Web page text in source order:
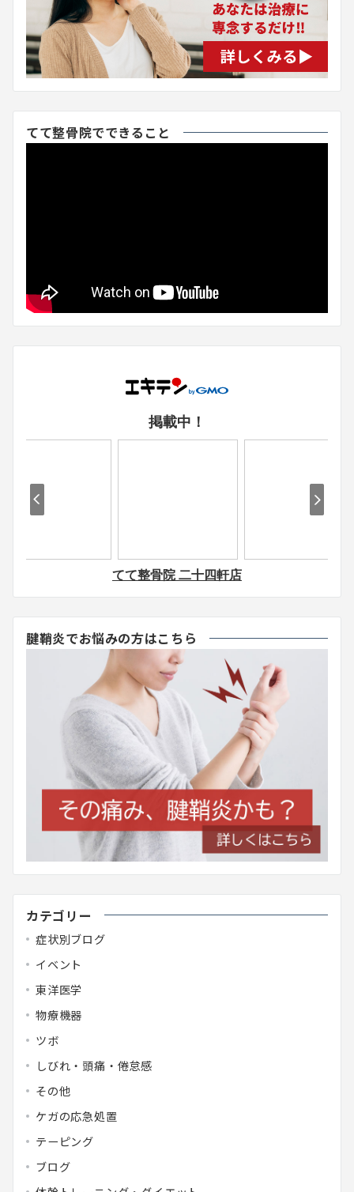
てて整骨院でできること
腱鞘炎でお悩みの方はこちら
カテゴリー
症状別ブログ
イベント
東洋医学
物療機器
ツボ
しびれ・頭痛・倦怠感
その他
ケガの応急処置
テーピング
ブログ